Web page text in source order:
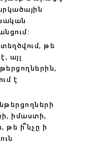
թե
այլ
է
իմաստի,
թե ի՞նչը ի